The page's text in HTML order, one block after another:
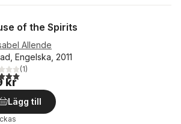
of the Spirits
Allende
Engelska, 2011
5 stjärnor. Totalt antal röster:
(1)
kr
Lägg till